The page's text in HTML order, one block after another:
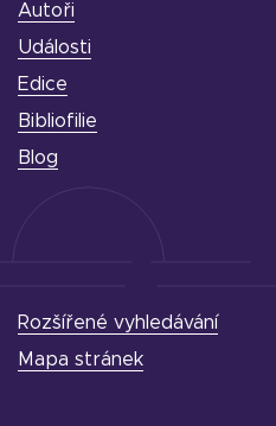
Autoři
Události
Edice
Bibliofilie
Blog
Rozšířené vyhledávání
Mapa stránek